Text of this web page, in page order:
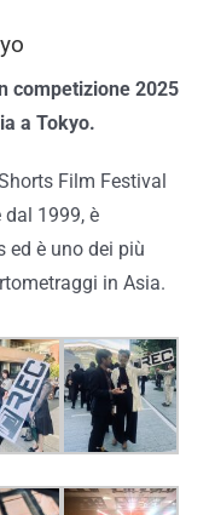
competizione 2025
a Tokyo.
Film Festival
dal 1999, è
ed è uno dei più
in Asia.